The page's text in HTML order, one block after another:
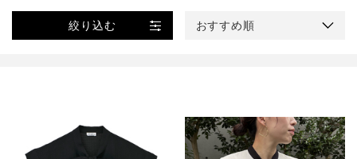
絞り込む おすすめ順